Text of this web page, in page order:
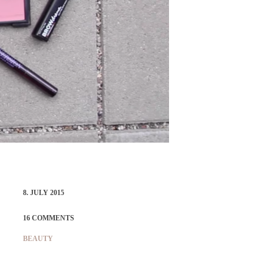
8. JULY 2015
16 COMMENTS
BEAUTY